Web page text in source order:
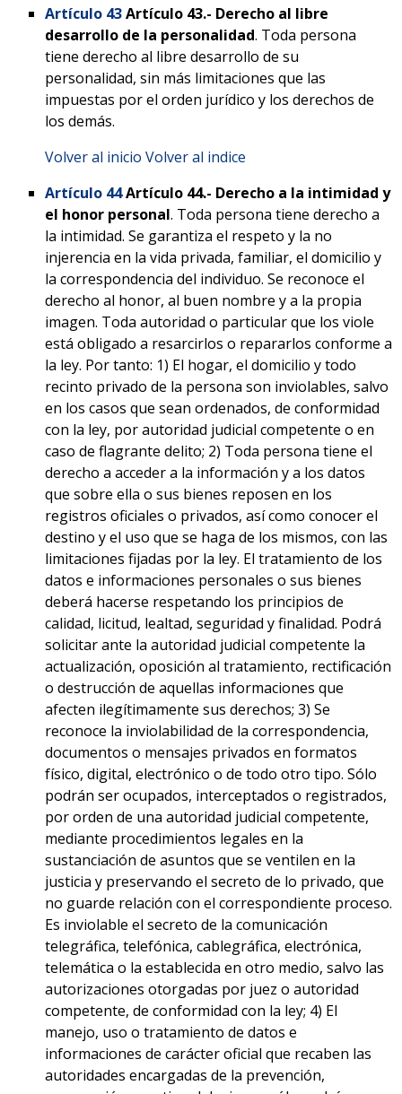
Artículo 43Artículo 43.- Derecho al libre
desarrollo de la personalidad. Toda persona
tiene derecho al libre desarrollo de su
personalidad, sin más limitaciones que las
impuestas por el orden jurídico y los derechos de
los demás.
Volver al inicio Volver al indice
Artículo 44Artículo 44.- Derecho a la intimidad y
el honor personal. Toda persona tiene derecho a
la intimidad. Se garantiza el respeto y la no
injerencia en la vida privada, familiar, el domicilio y
la correspondencia del individuo. Se reconoce el
derecho al honor, al buen nombre y a la propia
imagen. Toda autoridad o particular que los viole
está obligado a resarcirlos o repararlos conforme a
la ley. Por tanto: 1) El hogar, el domicilio y todo
recinto privado de la persona son inviolables, salvo
en los casos que sean ordenados, de conformidad
con la ley, por autoridad judicial competente o en
caso de flagrante delito; 2) Toda persona tiene el
derecho a acceder a la información y a los datos
que sobre ella o sus bienes reposen en los
registros oficiales o privados, así como conocer el
destino y el uso que se haga de los mismos, con las
limitaciones fijadas por la ley. El tratamiento de los
datos e informaciones personales o sus bienes
deberá hacerse respetando los principios de
calidad, licitud, lealtad, seguridad y finalidad. Podrá
solicitar ante la autoridad judicial competente la
actualización, oposición al tratamiento, rectificación
o destrucción de aquellas informaciones que
afecten ilegítimamente sus derechos; 3) Se
reconoce la inviolabilidad de la correspondencia,
documentos o mensajes privados en formatos
físico, digital, electrónico o de todo otro tipo. Sólo
podrán ser ocupados, interceptados o registrados,
por orden de una autoridad judicial competente,
mediante procedimientos legales en la
sustanciación de asuntos que se ventilen en la
justicia y preservando el secreto de lo privado, que
no guarde relación con el correspondiente proceso.
Es inviolable el secreto de la comunicación
telegráfica, telefónica, cablegráfica, electrónica,
telemática o la establecida en otro medio, salvo las
autorizaciones otorgadas por juez o autoridad
competente, de conformidad con la ley; 4) El
manejo, uso o tratamiento de datos e
informaciones de carácter oficial que recaben las
autoridades encargadas de la prevención,